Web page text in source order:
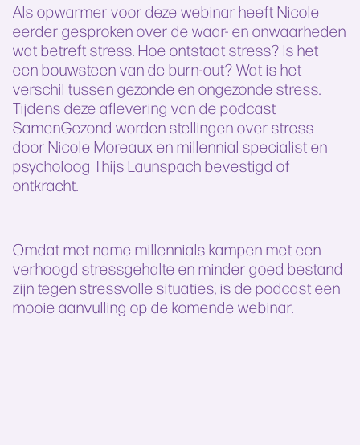
Als opwarmer voor deze webinar heeft Nicole
eerder gesproken over de waar- en onwaarheden
wat betreft stress. Hoe ontstaat stress? Is het
een bouwsteen van de burn-out? Wat is het
verschil tussen gezonde en ongezonde stress.
Tijdens deze aflevering van de podcast
SamenGezond worden stellingen over stress
door Nicole Moreaux en millennial specialist en
psycholoog Thijs Launspach bevestigd of
ontkracht.
Omdat met name millennials kampen met een
verhoogd stressgehalte en minder goed bestand
zijn tegen stressvolle situaties, is de podcast een
mooie aanvulling op de komende webinar.